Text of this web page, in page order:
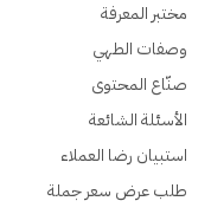
مختبر المعرفة
وصفات الطهي
صنّاع المحتوى
الأسئلة الشائعة
استبيان رضا العملاء
طلب عرض سعر جملة